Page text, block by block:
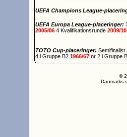
UEFA Champions League-
UEFA Europa League-placeringer:
2005/06 4 Kvalifikationsrunde 2009/10
TOTO Cup-placeringer: Semifinalist
4 i Gruppe B2 1966/67 nr 2 i Gruppe
©
Danmarks